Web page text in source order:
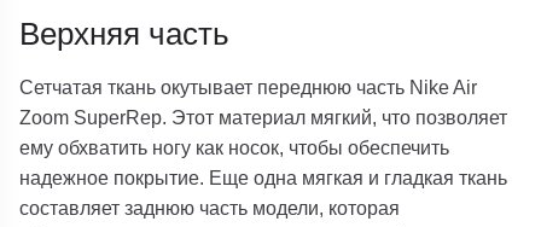
Верхняя часть
Сетчатая ткань окутывает переднюю часть Nike Air
Zoom SuperRep. Этот материал мягкий, что позволяет
ему обхватить ногу как носок, чтобы обеспечить
надежное покрытие. Еще одна мягкая и гладкая ткань
составляет заднюю часть модели, которая